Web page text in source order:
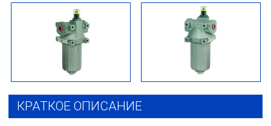
КРАТКОЕ ОПИСАНИЕ